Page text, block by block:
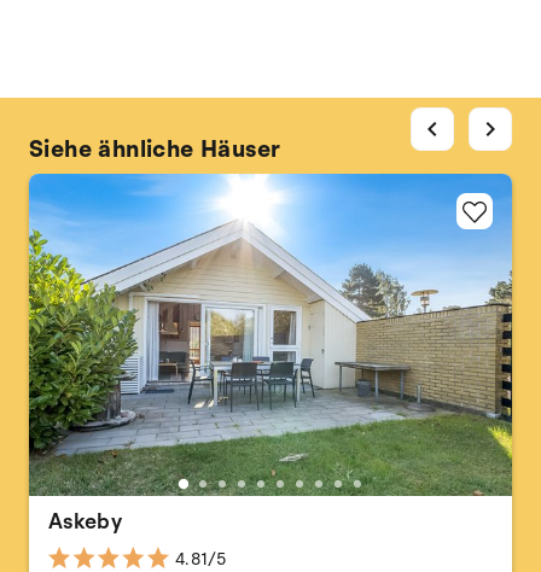
Siehe ähnliche Häuser
Askeby
4.81/5
chevron_left chevron_right